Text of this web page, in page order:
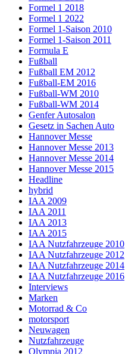
Formel 1 2018
Formel 1 2022
Formel 1-Saison 2010
Formel 1-Saison 2011
Formula E
Fußball
Fußball EM 2012
Fußball-EM 2016
Fußball-WM 2010
Fußball-WM 2014
Genfer Autosalon
Gesetz in Sachen Auto
Hannover Messe
Hannover Messe 2013
Hannover Messe 2014
Hannover Messe 2015
Headline
hybrid
IAA 2009
IAA 2011
IAA 2013
IAA 2015
IAA Nutzfahrzeuge 2010
IAA Nutzfahrzeuge 2012
IAA Nutzfahrzeuge 2014
IAA Nutzfahrzeuge 2016
Interviews
Marken
Motorrad & Co
motorsport
Neuwagen
Nutzfahrzeuge
Olympia 2012